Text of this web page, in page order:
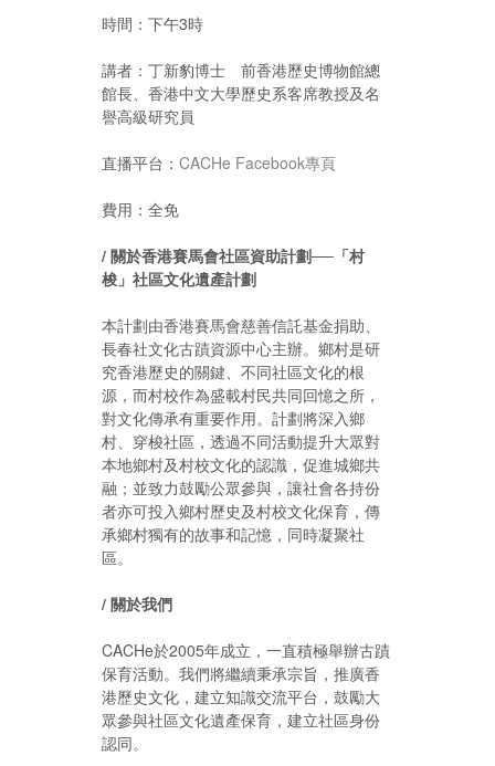
時間：下午3時
講者：丁新豹博士 前香港歷史博物館總
館長、香港中文大學歷史系客席教授及名
譽高級研究員
直播平台： CACHe Facebook專頁
費用：全免
/ 關於香港賽馬會社區資助計劃── 「村
梭」社區文化遺產計劃
本計劃由香港賽馬會慈善信託基金捐助、
長春社文化古蹟資源中心主辦。鄉村是研
究香港歷史的關鍵、不同社區文化的根
源，而村校作為盛載村民共同回憶之所，
對文化傳承有重要作用。計劃將深入鄉
村、穿梭社區，透過不同活動提升大眾對
本地鄉村及村校文化的認識，促進城鄉共
融；並致力鼓勵公眾參與，讓社會各持份
者亦可投入鄉村歷史及村校文化保育，傳
承鄉村獨有的故事和記憶，同時凝聚社
區。
/ 關於我們
CACHe於2005年成立，一直積極舉辦古蹟
保育活動。我們將繼續秉承宗旨，推廣香
港歷史文化，建立知識交流平台，鼓勵大
眾參與社區文化遺產保育，建立社區身份
認同。